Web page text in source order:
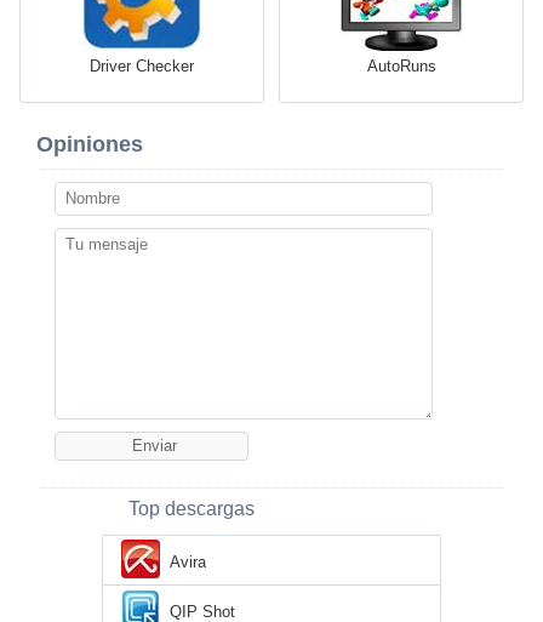
Driver Checker AutoRuns
Opiniones
Top descargas
Avira
QIP Shot